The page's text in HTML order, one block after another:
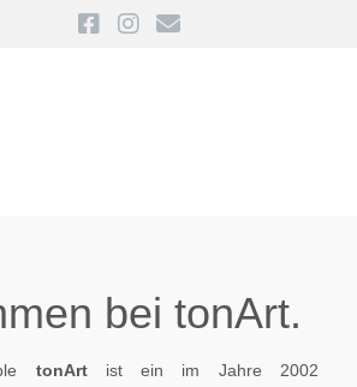
bei tonArt.
tonArt ist ein im Jahre 2002